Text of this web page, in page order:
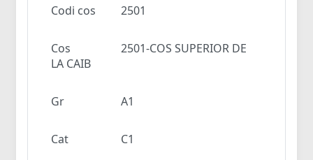
Codi cos 2501
Cos
2501-COS SUPERIOR DE
LA CAIB
Gr A1
Cat C1